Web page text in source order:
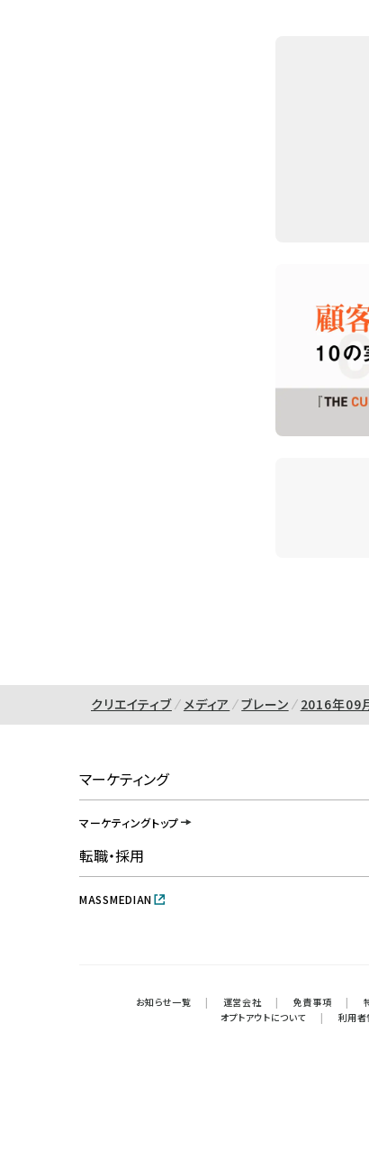
クリエイティブ メディア ブレーン 2016年09
マーケティング
マーケティングトップ
転職・採用
MASSMEDIAN
お知らせ一覧 | 運営会社 | 免責事項 |
オプトアウトについて
| 利用者